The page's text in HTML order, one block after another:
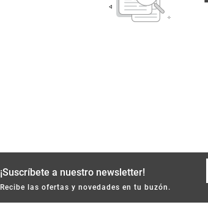
¡Suscríbete a nuestro newsletter!
Recibe las ofertas y novedades en tu buzón.
Aceite